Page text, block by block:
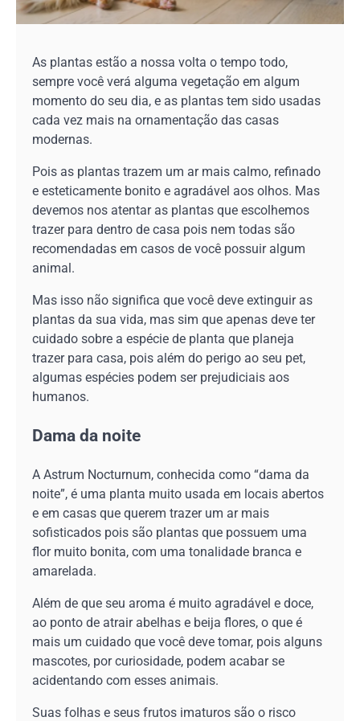
As plantas estão a nossa volta o tempo todo,
sempre você verá alguma vegetação em algum
momento do seu dia, e as plantas tem sido usadas
cada vez mais na ornamentação das casas
modernas.
Pois as plantas trazem um ar mais calmo, refinado
e esteticamente bonito e agradável aos olhos. Mas
devemos nos atentar as plantas que escolhemos
trazer para dentro de casa pois nem todas são
recomendadas em casos de você possuir algum
animal.
Mas isso não significa que você deve extinguir as
plantas da sua vida, mas sim que apenas deve ter
cuidado sobre a espécie de planta que planeja
trazer para casa, pois além do perigo ao seu pet,
algumas espécies podem ser prejudiciais aos
humanos.
Dama da noite
A Astrum Nocturnum, conhecida como “dama da
noite”, é uma planta muito usada em locais abertos
e em casas que querem trazer um ar mais
sofisticados pois são plantas que possuem uma
flor muito bonita, com uma tonalidade branca e
amarelada.
Além de que seu aroma é muito agradável e doce,
ao ponto de atrair abelhas e beija flores, o que é
mais um cuidado que você deve tomar, pois alguns
mascotes, por curiosidade, podem acabar se
acidentando com esses animais.
Suas folhas e seus frutos imaturos são o risco